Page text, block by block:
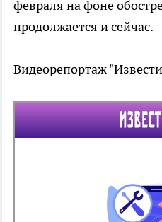
февраля на фоне
продолжается и сейчас.
Видеорепортаж